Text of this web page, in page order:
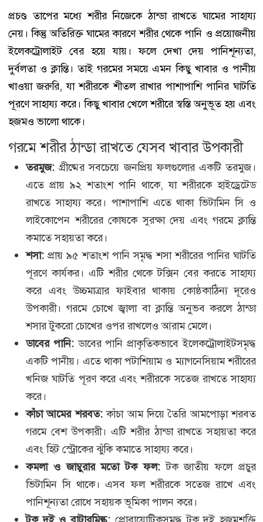
প্রচণ্ড তাপের মধ্যে শরীর নিজেকে ঠান্ডা রাখতে ঘামের সাহায্য
নেয়। কিন্তু অতিরিক্ত ঘামের কারণে শরীর থেকে পানি ও প্রয়োজনীয়
ইলেকট্রোলাইট বের হয়ে যায়। ফলে দেখা দেয় পানিশূন্যতা,
দুর্বলতা ও ক্লান্তি। তাই গরমের সময়ে এমন কিছু খাবার ও পানীয়
খাওয়া জরুরি, যা শরীরকে শীতল রাখার পাশাপাশি পানির ঘাটতি
পূরণে সাহায্য করে। কিছু খাবার খেলে শরীরে স্বস্তি অনুভূত হয় এবং
হজমও ভালো থাকে।
গরমে শরীর ঠান্ডা রাখতে যেসব খাবার উপকারী
তরমুজ: গ্রীষ্মের সবচেয়ে জনপ্রিয় ফলগুলোর একটি তরমুজ।
এতে প্রায় ৯২ শতাংশ পানি থাকে, যা শরীরকে হাইড্রেটেড
রাখতে সাহায্য করে। পাশাপাশি এতে থাকা ভিটামিন সি ও
লাইকোপেন শরীরের কোষকে সুরক্ষা দেয় এবং গরমে ক্লান্তি
কমাতে সহায়তা করে।
শসা: প্রায় ৯৫ শতাংশ পানি সমৃদ্ধ শসা শরীরের পানির ঘাটতি
পূরণে কার্যকর। এটি শরীর থেকে টক্সিন বের করতে সাহায্য
করে এবং উচ্চমাত্রার ফাইবার থাকায় কোষ্ঠকাঠিন্য দূরেও
উপকারী। গরমে চোখে জ্বালা বা ক্লান্তি অনুভব করলে ঠান্ডা
শসার টুকরো চোখের ওপর রাখলেও আরাম মেলে।
ডাবের পানি:ডাবের পানি প্রাকৃতিকভাবে ইলেকট্রোলাইটসমৃদ্ধ
একটি পানীয়। এতে থাকা পটাশিয়াম ও ম্যাগনেসিয়াম শরীরের
খনিজ ঘাটতি পূরণ করে এবং শরীরকে সতেজ রাখতে সাহায্য
করে।
কাঁচা আমের শরবত:কাঁচা আম দিয়ে তৈরি আমপোড়া শরবত
গরমে বেশ উপকারী। এটি শরীর ঠান্ডা রাখতে সহায়তা করে
এবং হিট স্ট্রোকের ঝুঁকি কমাতে সাহায্য করে।
কমলা ও জাম্বুরার মতো টক ফল:টক জাতীয় ফলে প্রচুর
ভিটামিন সি থাকে। এসব ফল শরীরকে সতেজ রাখে এবং
পানিশূন্যতা রোধে সহায়ক ভূমিকা পালন করে।